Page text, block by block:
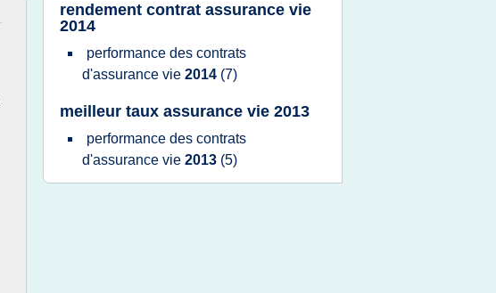
rendement contrat assurance vie
2014
performance des contrats
d'assurance vie 2014 (7)
meilleur taux assurance vie 2013
performance des contrats
d'assurance vie 2013 (5)